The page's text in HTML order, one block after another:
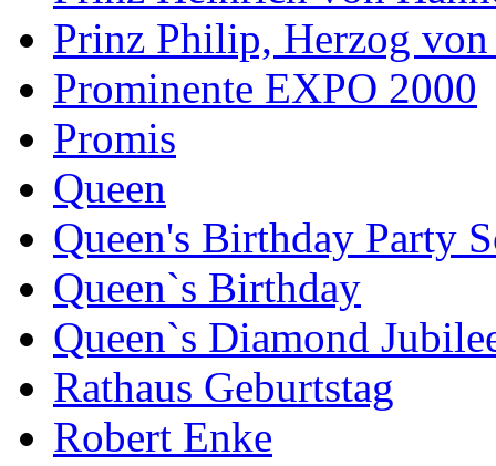
Prinz Philip, Herzog
Prominente EXPO 2000
Promis
Queen
Queen's Birthday Party
Queen`s Birthday
Queen`s Diamond
Rathaus Geburtstag
Robert Enke